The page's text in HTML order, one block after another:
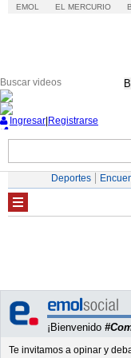
EMOL EL MERCURIO
Ingresar Registrarse
Deportes
¡Bienvenido
Te invitamos a opinar y